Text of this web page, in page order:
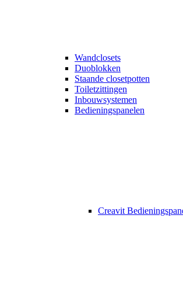
Wandclosets
Duoblokken
Staande closetpotten
Toiletzittingen
Inbouwsystemen
Bedieningspanelen
Creavit